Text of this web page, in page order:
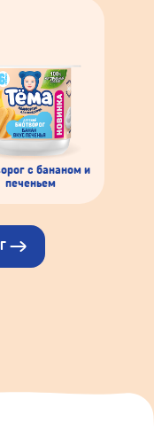
с бананом и
печеньем